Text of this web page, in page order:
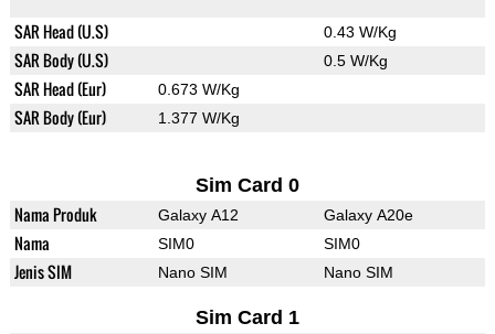
SAR Head (U.S) 0.43 W/Kg
SAR Body (U.S) 0.5 W/Kg
SAR Head (Eur) 0.673 W/Kg
SAR Body (Eur) 1.377 W/Kg
Sim Card 0
Nama Produk Galaxy A12 Galaxy A20e
Nama SIM0 SIM0
Jenis SIM Nano SIM Nano SIM
Sim Card 1